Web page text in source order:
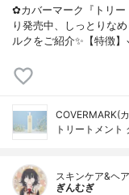
✿カバーマーク『トリー
り発売中、しっとりな
ルクをご紹介✨【特徴
COVERMARK(
トリートメント
スキンケア&ヘ
ぎんむぎ